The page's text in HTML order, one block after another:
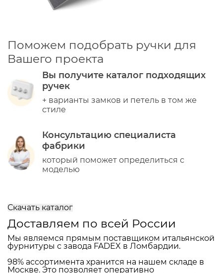
Поможем подобрать ручки для
Вашего проекта
Вы получите каталог подходящих
ручек
+ варианты замков и петель в том же
стиле
Консультацию специалиста
фабрики
который поможет определиться с
моделью
Скачать каталог
Доставляем по всей России
Мы являемся прямым поставщиком итальянской
фурнитуры с завода FADEX в Ломбардии.
98% ассортимента хранится на нашем складе в
Москве. Это позволяет оперативно